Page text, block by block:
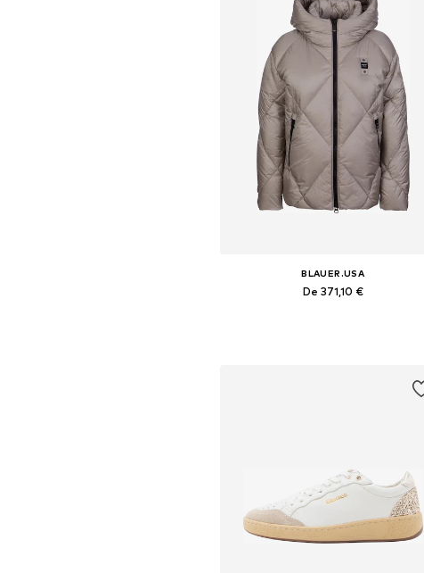
BLAUER.USA
De 371,10 €